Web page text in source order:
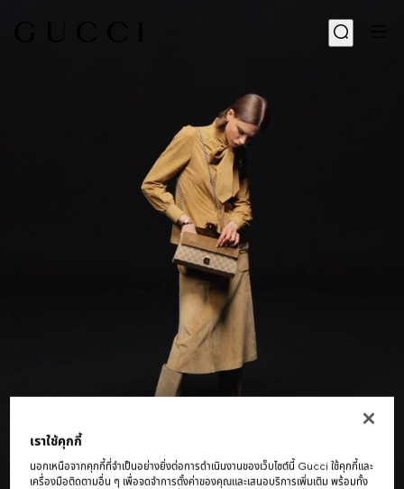
เราใช้คุกกี้
นอกเหนือจากคุกกี้ที่จำเป็นอย่างยิ่งต่อการดำเนินงานของเว็บไซต์นี้ Gucci ใช้คุกกี้และ
เครื่องมือติดตามอื่น ๆ เพื่อจดจำการตั้งค่าของคุณและเสนอบริการเพิ่มเติม พร้อมทั้ง